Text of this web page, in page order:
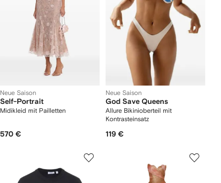
Neue Saison
Self-Portrait
Midikleid mit Pailletten
570 €
Neue Saison
God Save Queens
Allure Bikinioberteil mit
Kontrasteinsatz
119 €